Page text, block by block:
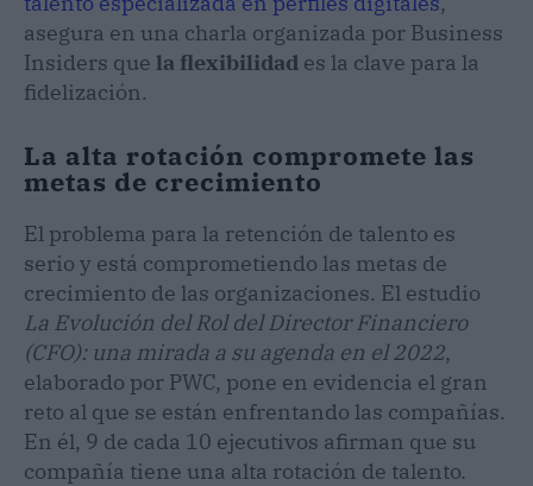
asegura en una charla organizada por Business
Insiders que la flexibilidad es la clave para la
fidelización.
La alta rotación compromete las
metas de crecimiento
El problema para la retención de talento es
serio y está comprometiendo las metas de
crecimiento de las organizaciones. El estudio
La Evolución del Rol del Director Financiero
(CFO): una mirada a su agenda en el 2022,
elaborado por PWC, pone en evidencia el gran
reto al que se están enfrentando las compañías.
En él, 9 de cada 10 ejecutivos afirman que su
compañía tiene una alta rotación de talento.